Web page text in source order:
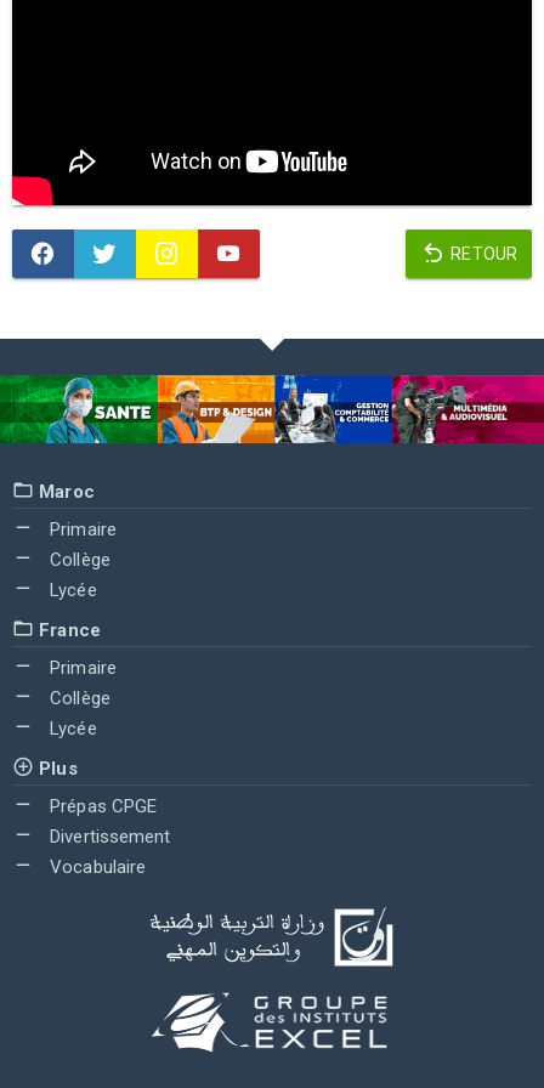
RETOUR
Maroc
Primaire
Collège
Lycée
France
Primaire
Collège
Lycée
Plus
Prépas CPGE
Divertissement
Vocabulaire